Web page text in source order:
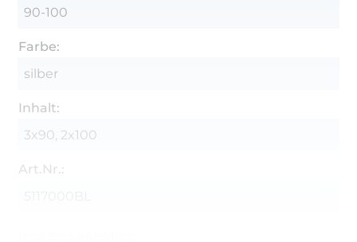
90-100
Farbe:
silber
Inhalt:
3x90, 2x100
Art.Nr.: